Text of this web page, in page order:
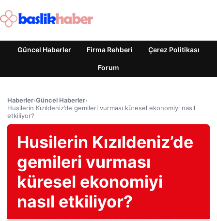
Güncel Haberler Firma Rehberi Çerez Politikası
Forum
Haberler›Güncel Haberler›
Husilerin Kızıldeniz’de gemileri vurması küresel ekonomiyi nasıl
etkiliyor?
Husilerin Kızıldeniz’de
gemileri vurması
küresel ekonomiyi
nasıl etkiliyor?